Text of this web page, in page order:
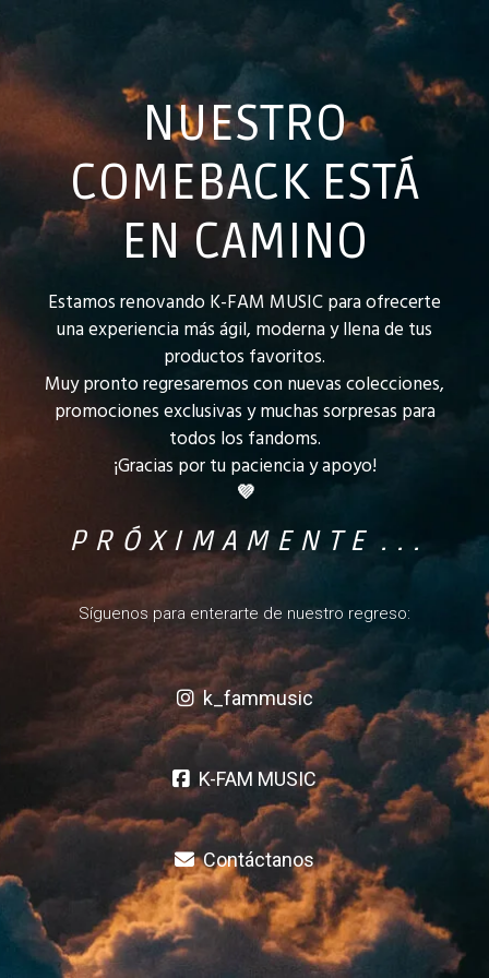
NUESTRO
COMEBACK ESTÁ
EN CAMINO
Estamos renovando K-FAM MUSIC para ofrecerte
una experiencia más ágil, moderna y llena de tus
productos favoritos.
Muy pronto regresaremos con nuevas colecciones,
promociones exclusivas y muchas sorpresas para
todos los fandoms.
¡Gracias por tu paciencia y apoyo!
💜
P R Ó X I M A M E N T E . . .
Síguenos para enterarte de nuestro regreso:
k_fammusic
K-FAM MUSIC
Contáctanos